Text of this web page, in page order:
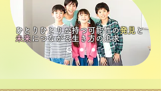
ひとりひとりが持つ可能性の発見と
未来につながる生き方の追求